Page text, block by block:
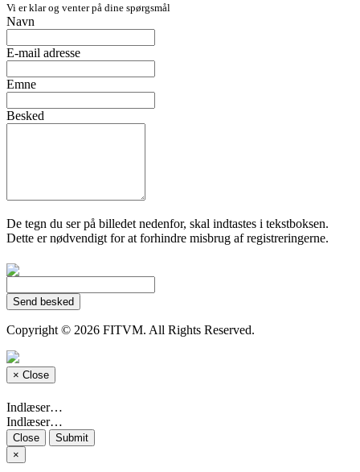
Vi er klar og venter på dine spørgsmål
Navn
E-mail adresse
Emne
Besked
De tegn du ser på billedet nedenfor, skal indtastes i tekstboksen.
Dette er nødvendigt for at forhindre misbrug af registreringerne.
Send besked
Copyright © 2026 FITVM. All Rights Reserved.
× Close
Indlæser…
Indlæser…
Close
Submit
×